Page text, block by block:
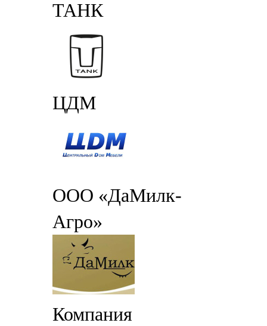
ТАНК
ЦДМ
ООО «ДаМилк-
Агро»
Компания